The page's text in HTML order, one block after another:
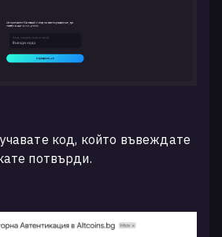
код, който въвеждате
потвърди.